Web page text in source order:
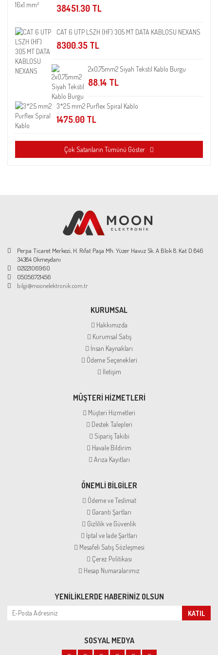
38451.30 TL
CAT 6 UTP LSZH (HF) 305 MT DATA KABLOSU NEXANS
8300.35 TL
2x0,75mm2 Siyah Tekstil Kablo Burgu
88.14 TL
3*2.5 mm2 Purflex Spiral Kablo
1475.00 TL
Çok Satanların Tümünü Göster
Perpa Ticaret Merkezi, H. Rıfat Paşa Mh. Yüzer Havuz Sk. A Blok 8. Kat D:846
34384 Okmeydanı
02122106960
05056721456
bilgi@moonelektronik.com.tr
KURUMSAL
Hakkımızda
Kurumsal Satış
İnsan Kaynakları
Ödeme Seçenekleri
İletişim
MÜŞTERİ HİZMETLERİ
Müşteri Hizmetleri
Destek Talepleri
Sipariş Takibi
Havale Bildirim
Arıza Kayıtları
ÖNEMLİ BİLGİLER
Ödeme ve Teslimat
Garanti Şartları
Gizlilik ve Güvenlik
İptal ve İade Şartları
Mesafeli Satış Sözleşmesi
Çerez Politikası
Hesap Numaralarımız
YENILIKLERDE HABERINIZ OLSUN
KATIL
SOSYAL MEDYA